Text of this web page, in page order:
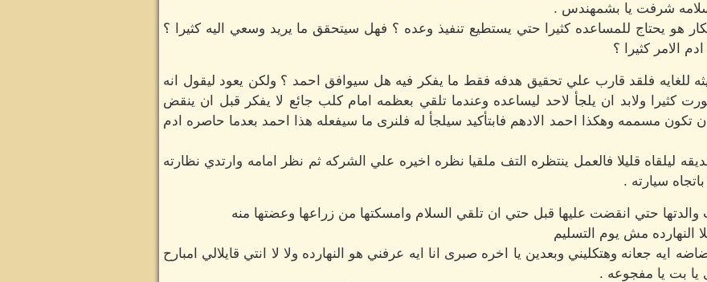
شرفت يا بشمهندس .
هو يحتاج للمساعده كثيرا حتي يستطيع تنفيذ وعده ؟ فهل سيتحقق ما يريد وسعي اليه كثيرا ؟
الامر كثيرا ؟
للغايه فلقد قارب علي تحقيق هدفه فقط ما يفكر فيه هل سيوافق احمد ؟ ولكن يعود ليقول انه
كثيرا ولابد ان يلجأ لاحد ليساعده وعندما تلقي بعظمه امام كلب جائع لا يفكر قبل ان ينقض
تكون مسممه وهكذا احمد الادهم فابتأكيد سيلجأ له فلنرى ما سيفعله هذا احمد بعدما حاصره ادم
ليلقاه قليلا فالعمل ينتظره التف ملقيا نظره اخيره علي الشركه ثم نظر امامه وارتدي نظارته
سيارته .
والدتها حتي انقضت عليها قبل حتي ان تلقي السلام وامسكتها من زراعها وعضتها منه
النهارده مش يوم التسليم
ايه جعانه وهتكليني وبعدين يا اخره صبرى انا ايه عرفني هو النهارده ولا لا انتي قايلالي امبارح
يا بت يا مفجوعه .